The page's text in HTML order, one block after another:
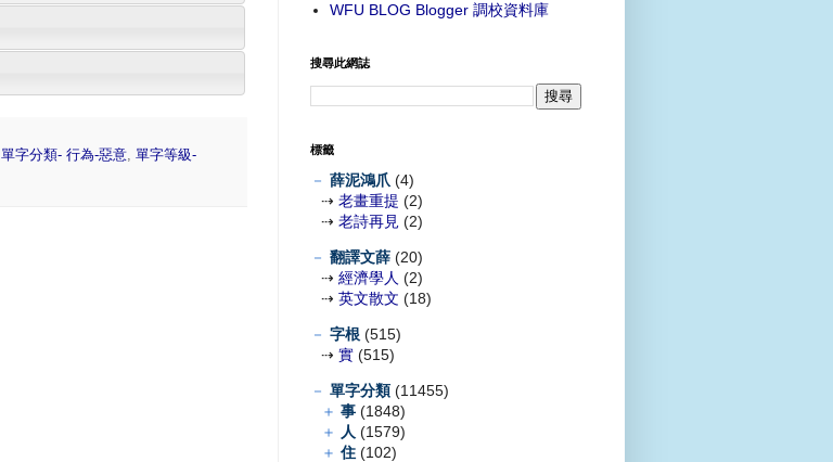
單字分類- 行為-惡意, 單字等級-
WFU BLOG Blogger 調校資料庫
搜尋此網誌
標籤
－ 薛泥鴻爪 (4)
⇢ 老畫重提 (2)
⇢ 老詩再見 (2)
－ 翻譯文薛 (20)
⇢ 經濟學人 (2)
⇢ 英文散文 (18)
－ 字根 (515)
⇢ 實 (515)
－ 單字分類 (11455)
＋ 事 (1848)
＋
人 (1579)
＋ 住 (102)